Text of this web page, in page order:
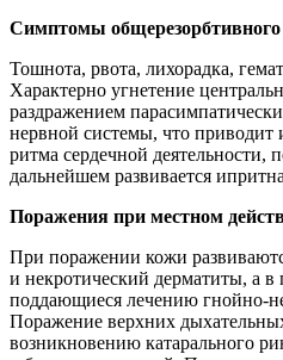
Симптомы общерезорбтивного
Тошнота, рвота, лихорадка,
Характерно угнетение
раздражением
нервной системы, что
ритма сердечной деятельности,
дальнейшем развивается
Поражения при местном
При поражении кожи
и некротический дерматиты, а
поддающиеся лечению гнойно-
Поражение верхних
возникновению катарального